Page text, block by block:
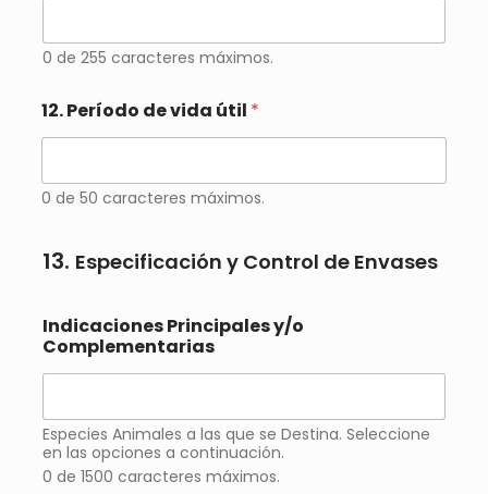
0 de 255 caracteres máximos.
12. Período de vida útil *
0 de 50 caracteres máximos.
13. Especificación y Control de Envases
Indicaciones Principales y/o
Complementarias
Especies Animales a las que se Destina. Seleccione
en las opciones a continuación.
0 de 1500 caracteres máximos.